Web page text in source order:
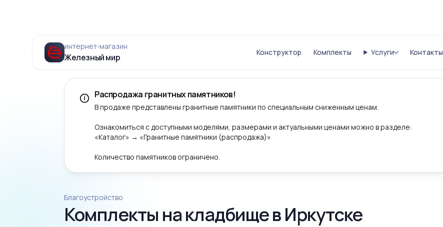
интернет‑магазин
Железный мир Конструктор Комплекты Услуги Контакты
Распродажа гранитных памятников!
В продаже представлены гранитные памятники по специальным сниженным ценам.
Ознакомиться с доступными моделями, размерами и актуальными ценами можно в разделе:
«Каталог» → «Гранитные памятники (распродажа)»
Количество памятников ограничено.
Благоустройство
Комплекты на кладбище в Иркутске